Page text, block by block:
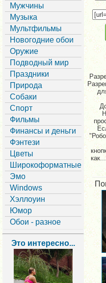
Мужчины
Музыка
Мультфильмы
Новогодние обои
Оружие
Подводный мир
Праздники
Природа
Собаки
Спорт
Фильмы
Финансы и деньги
Фэнтези
Цветы
Широкоформатные
Эмо
Windows
Хэллоуин
Юмор
Обои - разное
Это интересно...